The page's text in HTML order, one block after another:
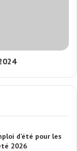
d’été pour les
2026